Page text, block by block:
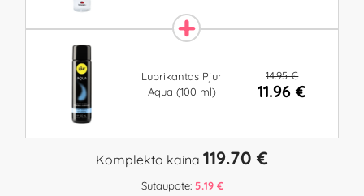
Lubrikantas Pjur
Aqua (100 ml)
14.95 €
11.96 €
Komplekto kaina 119.70 €
Sutaupote: 5.19 €